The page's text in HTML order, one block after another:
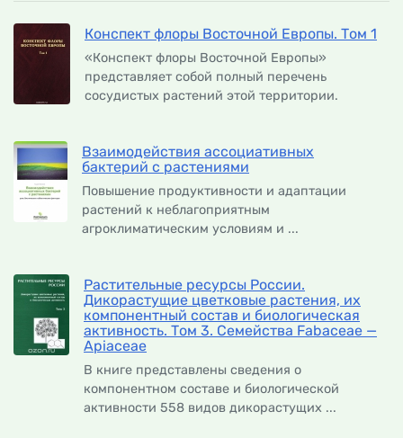
Конспект флоры Восточной Европы. Том 1
«Конспект флоры Восточной Европы»
представляет собой полный перечень
сосудистых растений этой территории.
Взаимодействия ассоциативных
бактерий с растениями
Повышение продуктивности и адаптации
растений к неблагоприятным
агроклиматическим условиям и ...
Растительные ресурсы России.
Дикорастущие цветковые растения, их
компонентный состав и биологическая
активность. Том 3. Семейства Fabaceae —
Apiaceae
В книге представлены сведения о
компонентном составе и биологической
активности 558 видов дикорастущих ...